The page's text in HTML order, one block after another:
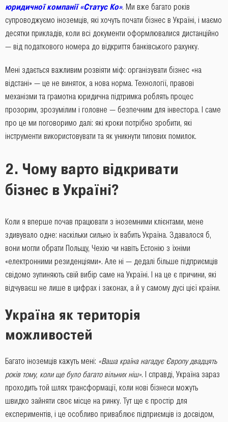
юридичної компанії «Статус Ко». Ми вже багато років
супроводжуємо іноземців, які хочуть почати бізнес в Україні, і маємо
десятки прикладів, коли всі документи оформлювалися дистанційно
— від податкового номера до відкриття банківського рахунку.
Мені здається важливим розвіяти міф: організувати бізнес «на
відстані» — це не виняток, а нова норма. Технології, правові
механізми та грамотна юридична підтримка роблять процес
прозорим, зрозумілим і головне — безпечним для інвестора. І саме
про це ми поговоримо далі: які кроки потрібно зробити, які
інструменти використовувати та як уникнути типових помилок.
2. Чому варто відкривати
бізнес в Україні?
Коли я вперше почав працювати з іноземними клієнтами, мене
здивувало одне: наскільки сильно їх вабить Україна. Здавалося б,
вони могли обрати Польщу, Чехію чи навіть Естонію з їхніми
«електронними резиденціями». Але ні — дедалі більше підприємців
свідомо зупиняють свій вибір саме на Україні. І на це є причини, які
відчуваєш не лише в цифрах і законах, а й у самому дусі цієї країни.
Україна як територія
можливостей
Багато іноземців кажуть мені: «Ваша країна нагадує Європу двадцять
років тому, коли ще було багато вільних ніш». І справді, Україна зараз
проходить той шлях трансформації, коли нові бізнеси можуть
швидко зайняти своє місце на ринку. Тут ще є простір для
експериментів, і це особливо приваблює підприємців із досвідом,